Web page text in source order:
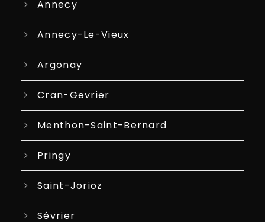
Annecy
Annecy-Le-Vieux
Argonay
Cran-Gevrier
Menthon-Saint-Bernard
Pringy
Saint-Jorioz
Sévrier